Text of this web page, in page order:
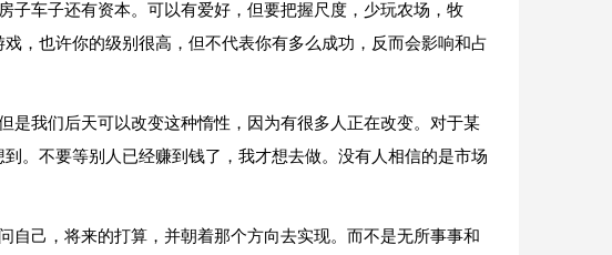
子车子还有资本。可以有爱好，但要把握尺度，少玩农场，牧
，也许你的级别很高，但不代表你有多么成功，反而会影响和占
是我们后天可以改变这种惰性，因为有很多人正在改变。对于某
。不要等别人已经赚到钱了，我才想去做。没有人相信的是市场
自己，将来的打算，并朝着那个方向去实现。而不是无所事事和